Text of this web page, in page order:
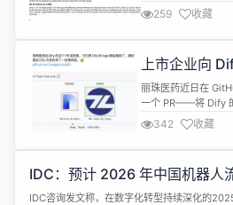
Gelsinger）在2024
达785万美元（约合
其中700万美元将在
个月（187.5万美元
现...
259 收藏
上市企业向
骂邮件
丽珠医药近日在
一个 PR——将 Dify
Logo。 Dify 是一款
发平台。它融合了
Service）和
应用所...
342 收藏
IDC：预计 2026 年中国机器人
破 70 亿元
IDC咨询发文称，在数字化转型持续深化的